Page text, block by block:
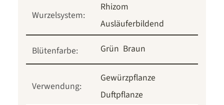
Wurzelsystem:
Rhizom
Ausläuferbildend
Blütenfarbe: Grün Braun
Verwendung:
Gewürzpflanze
Duftpflanze